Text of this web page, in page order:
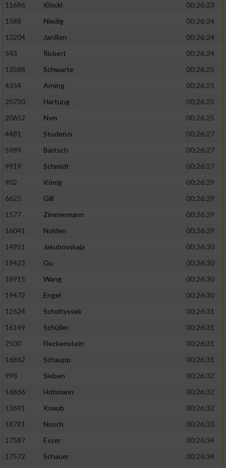
11696
Klöckl
00:26:23
1588
Niedig
00:26:24
13204
Janßen
00:26:24
543
Rickert
00:26:24
13588
Schwarte
00:26:25
4354
Arning
00:26:25
20730
Hartung
00:26:25
20652
Nym
00:26:25
4481
Studerus
00:26:27
5989
Bartsch
00:26:27
9919
Schmidt
00:26:27
902
König
00:26:29
6625
Gill
00:26:29
1577
Zimmermann
00:26:29
16041
Nolden
00:26:29
14951
Jakubovskaja
00:26:30
19423
Gu
00:26:30
18915
Wang
00:26:30
19472
Engel
00:26:30
12624
Scholtyssek
00:26:31
16149
Schüller
00:26:31
2500
Fleckenstein
00:26:31
16862
Schaupp
00:26:31
998
Sieben
00:26:32
16866
Hohmann
00:26:32
13691
Knaub
00:26:32
18781
Nusch
00:26:33
17587
Esser
00:26:34
17572
Schauer 00:26:34